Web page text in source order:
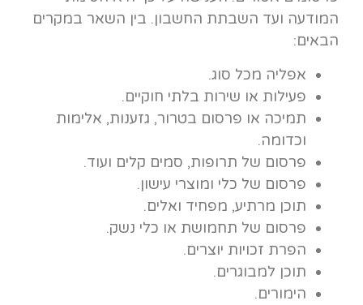
המודעה ועד השבתת החשבון. בין השאר במקרים
הבאים:
אפליה מכל סוג.
פעילות או שירות בלתי חוקיים.
תמיכה או פרסום בטרור, גזענות, אלימות
וכדומה.
פרסום של תרופות, סמים קלים ועוד.
פרסום של כלי ומוצרי עישון.
תוכן מרתיע, מפחיד ואלים.
פרסום של תחמושת או כלי נשק.
הפרת זכויות יוצרים.
תוכן למבוגרים.
הימורים.